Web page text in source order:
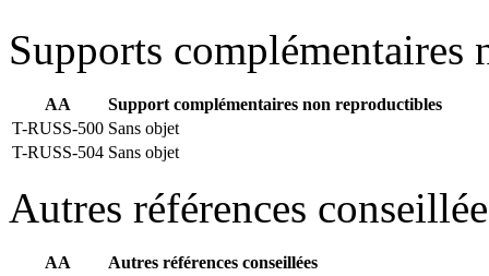
Supports complémentaires
AA
Support complémentaires non reproductibles
T-RUSS-500 Sans objet
T-RUSS-504 Sans objet
Autres références
AA
Autres références conseillées